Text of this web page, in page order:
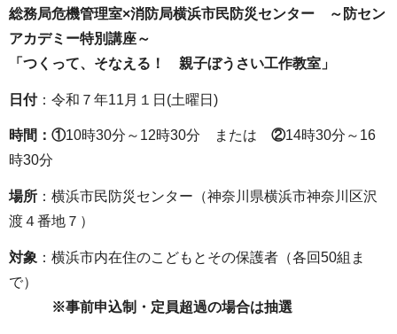
総務局危機管理室×消防局横浜市民防災センター ～防セン
アカデミー特別講座～
「つくって、そなえる！ 親子ぼうさい工作教室」
日付：令和７年11月１日(土曜日)
時間：①10時30分～12時30分 または ②14時30分～16
時30分
場所 ：横浜市民防災センター（神奈川県横浜市神奈川区沢
渡４番地７）
対象 ：横浜市内在住のこどもとその保護者（各回50組ま
で）
※事前申込制・定員超過の場合は抽選